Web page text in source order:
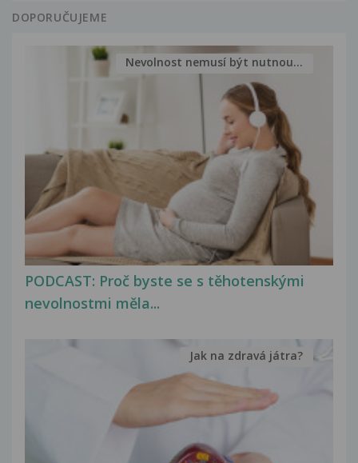
DOPORUČUJEME
PODCAST: Proč byste se s těhotenskými
nevolnostmi měla...
Nevolnost nemusí být nutnou...
Jak na zdravá játra?